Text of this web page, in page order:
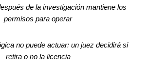
de la investigación mantiene los
permisos para operar
no puede actuar: un juez decidirá si
retira o no la licencia